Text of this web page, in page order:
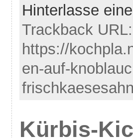
Hinterlasse
Trackback URL:
https://
en-auf-
Kürbis-